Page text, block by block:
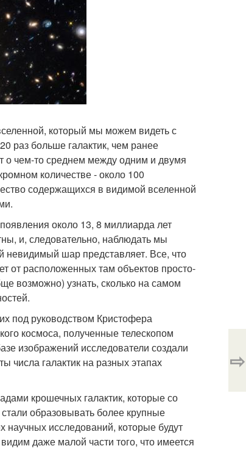
который мы можем видеть с
раз больше галактик, чем ранее
о чем-то среднем между одним и двумя
количестве - около 100
содержащихся в видимой вселенной
около 13, 8 миллиарда лет
и, следовательно, наблюдать мы
шар представляет. Все, что
от расположенных там объектов просто-
возможно) узнать, сколько на самом
под руководством Кристофера
космоса, полученные телескопом
изображений исследователи создали
числа галактик на разных этапах
крошечных галактик, которые со
образовывать более крупные
научных исследований, которые будут
даже малой части того, что имеется
⇨